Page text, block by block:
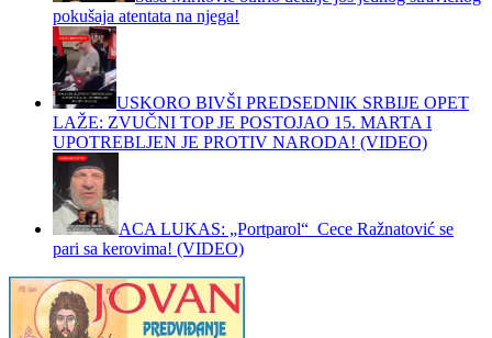
pokušaja atentata na njega!
USKORO BIVŠI PREDSEDNIK SRBIJE OPET
LAŽE: ZVUČNI TOP JE POSTOJAO 15. MARTA I
UPOTREBLJEN JE PROTIV NARODA! (VIDEO)
ACA LUKAS: „Portparol“ Cece Ražnatović se
pari sa kerovima! (VIDEO)